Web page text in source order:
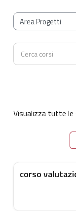
Categorie di corso
Cerca corsi
Visualizza tutte
corso